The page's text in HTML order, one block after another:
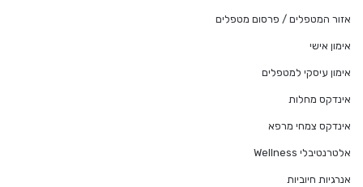
אזור המטפלים / פרסום מטפלים
אימון אישי
אימון עיסקי למטפלים
אינדקס מחלות
אינדקס צמחי מרפא
אלטרנטיבלי Wellness
אנרגיות חיוביות